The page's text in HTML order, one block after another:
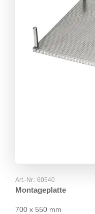
Art.-Nr.: 60540
Montageplatte
700 x 550 mm